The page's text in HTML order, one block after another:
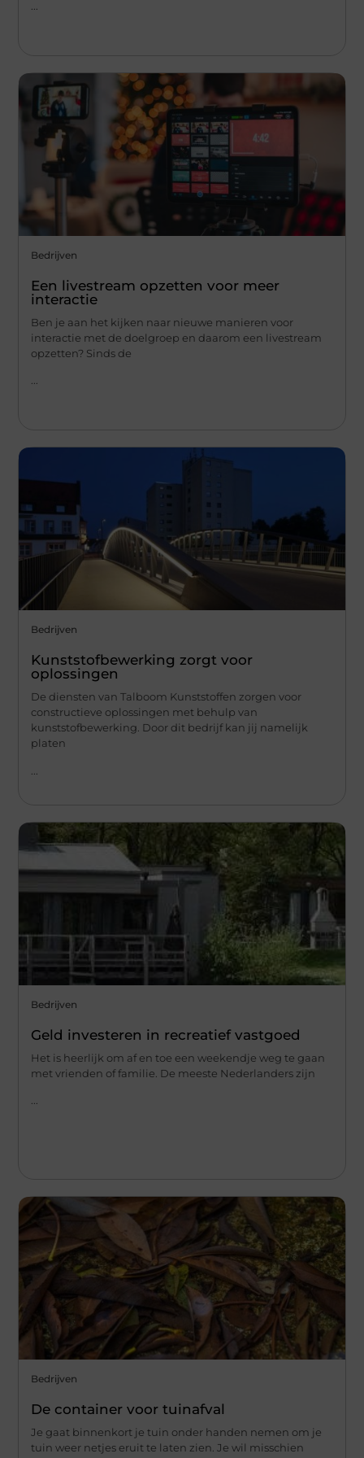
Bedrijven
Een livestream opzetten voor meer
interactie
Ben je aan het kijken naar nieuwe manieren voor
interactie met de doelgroep en daarom een livestream
opzetten? Sinds de
...
Bedrijven
Kunststofbewerking zorgt voor
oplossingen
De diensten van Talboom Kunststoffen zorgen voor
constructieve oplossingen met behulp van
kunststofbewerking. Door dit bedrijf kan jij namelijk
platen
Bedrijven
Geld investeren in recreatief vastgoed
Het is heerlijk om af en toe een weekendje weg te gaan
met vrienden of familie. De meeste Nederlanders zijn
Bedrijven
De container voor tuinafval
Je gaat binnenkort je tuin onder handen nemen om je
tuin weer netjes eruit te laten zien. Je wil misschien